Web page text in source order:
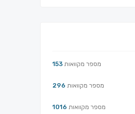
153 מספר מקוואות
296 מספר מקוואות
1016 מספר מקוואות